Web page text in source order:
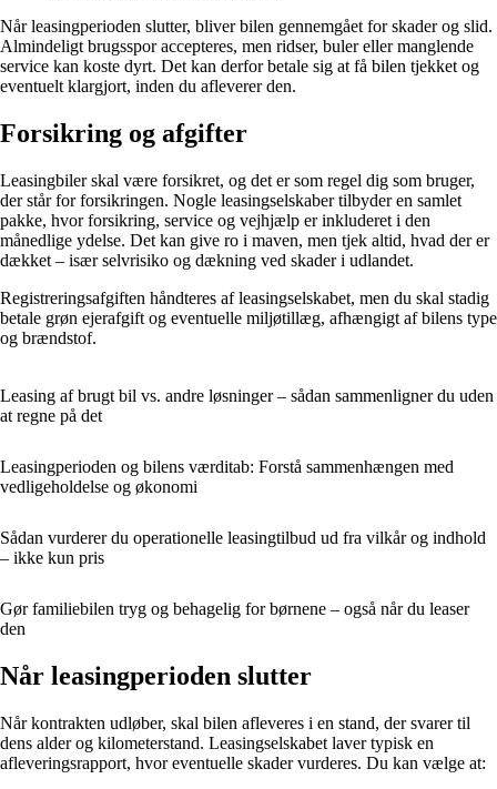
Når leasingperioden slutter, bliver bilen gennemgået for skader og slid.
Almindeligt brugsspor accepteres, men ridser, buler eller manglende
service kan koste dyrt. Det kan derfor betale sig at få bilen tjekket og
eventuelt klargjort, inden du afleverer den.
Forsikring og afgifter
Leasingbiler skal være forsikret, og det er som regel dig som bruger,
der står for forsikringen. Nogle leasingselskaber tilbyder en samlet
pakke, hvor forsikring, service og vejhjælp er inkluderet i den
månedlige ydelse. Det kan give ro i maven, men tjek altid, hvad der er
dækket – især selvrisiko og dækning ved skader i udlandet.
Registreringsafgiften håndteres af leasingselskabet, men du skal stadig
betale grøn ejerafgift og eventuelle miljøtillæg, afhængigt af bilens type
og brændstof.
Leasing af brugt bil vs. andre løsninger – sådan sammenligner du uden
at regne på det
Leasingperioden og bilens værditab: Forstå sammenhængen med
vedligeholdelse og økonomi
Sådan vurderer du operationelle leasingtilbud ud fra vilkår og indhold
– ikke kun pris
Gør familiebilen tryg og behagelig for børnene – også når du leaser
den
Når leasingperioden slutter
Når kontrakten udløber, skal bilen afleveres i en stand, der svarer til
dens alder og kilometerstand. Leasingselskabet laver typisk en
afleveringsrapport, hvor eventuelle skader vurderes. Du kan vælge at: